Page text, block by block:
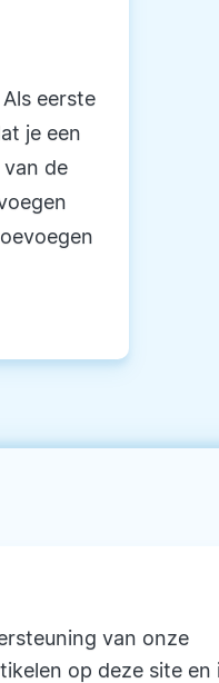
eerste
je een
de
van onze
op deze site en